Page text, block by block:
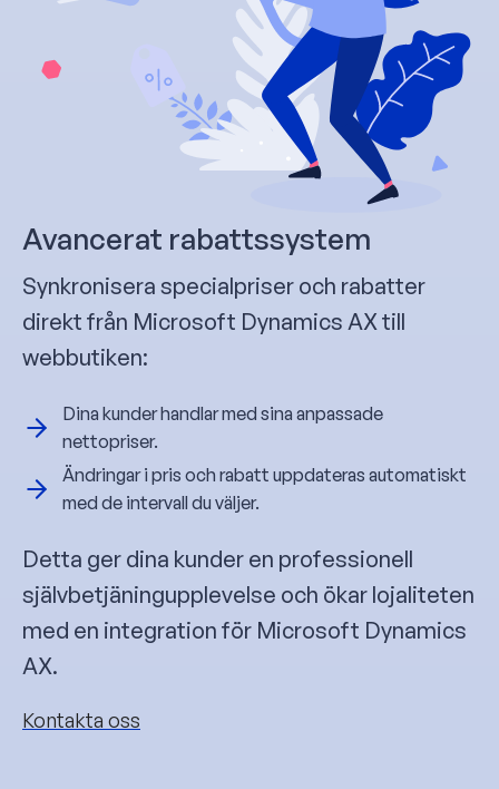
Avancerat rabattssystem
Synkronisera specialpriser och rabatter
direkt från Microsoft Dynamics AX till
webbutiken:
Dina kunder handlar med sina anpassade
nettopriser.
Ändringar i pris och rabatt uppdateras automatiskt
med de intervall du väljer.
Detta ger dina kunder en professionell
självbetjäningupplevelse och ökar lojaliteten
med en integration för Microsoft Dynamics
AX.
Kontakta oss